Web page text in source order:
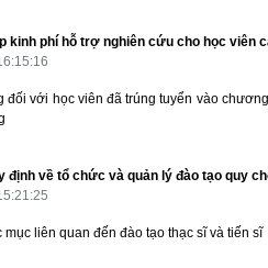
kinh phí hỗ trợ nghiên cứu cho học viên
đối với học viên đã trúng tuyển vào
định về tổ chức và quản lý đào tạo quy
liên quan đến đào tạo thạc sĩ và tiến sĩ